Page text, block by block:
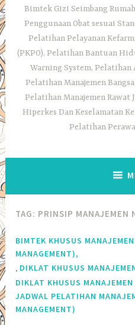
Bimtek Gizi Seimbang
Penggunaan Obat sesuai
Pelatihan Pelayanan
(PKPO), Pelatihan Bantuan
Warning System, Pelatihan
Pelatihan Manajemen
Pelatihan Manajemen Rawat
Hiperkes Dan Keselamatan
Pelatihan
TAG: PRINSIP MANAJEMEN
BIMTEK KHUSUS
MANAGEMENT),
DIKLAT KHUSUS
DIKLAT KHUSUS
JADWAL PELATIHAN
MANAGEMENT)